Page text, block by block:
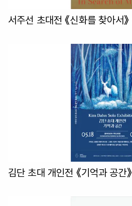
서주선 초대전 《신화를 찾아서》
김단 초대 개인전 《기억과 공간》